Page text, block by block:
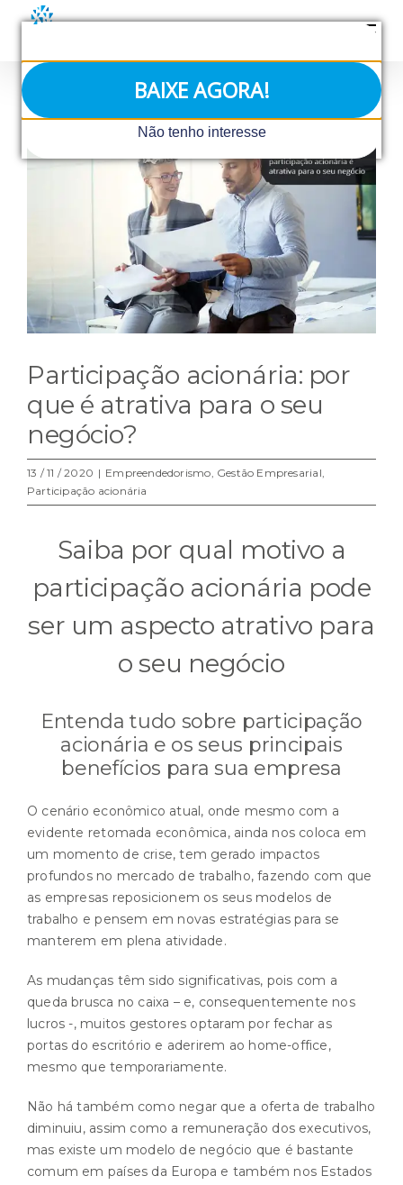
BAIXE AGORA!
Não tenho interesse
conteúdo
View
Larger
Image
Participação acionária: por
que é atrativa para o seu
negócio?
13 / 11 / 2020 | Empreendedorismo, Gestão Empresarial,
Participação acionária
Saiba por qual motivo a
participação acionária pode
ser um aspecto atrativo para
o seu negócio
Entenda tudo sobre participação
acionária e os seus principais
benefícios para sua empresa
O cenário econômico atual, onde mesmo com a
evidente retomada econômica, ainda nos coloca em
um momento de crise, tem gerado impactos
profundos no mercado de trabalho, fazendo com que
as empresas reposicionem os seus modelos de
trabalho e pensem em novas estratégias para se
manterem em plena atividade.
As mudanças têm sido significativas, pois com a
queda brusca no caixa – e, consequentemente nos
lucros -, muitos gestores optaram por fechar as
portas do escritório e aderirem ao home-office,
mesmo que temporariamente.
Não há também como negar que a oferta de trabalho
diminuiu, assim como a remuneração dos executivos,
mas existe um modelo de negócio que é bastante
comum em países da Europa e também nos Estados